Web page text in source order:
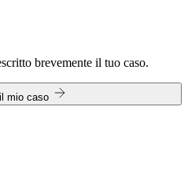
brevemente il tuo caso.
mio caso